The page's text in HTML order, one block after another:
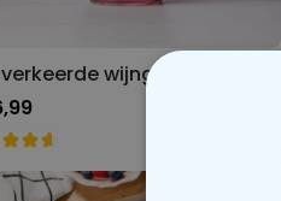
wijnglas